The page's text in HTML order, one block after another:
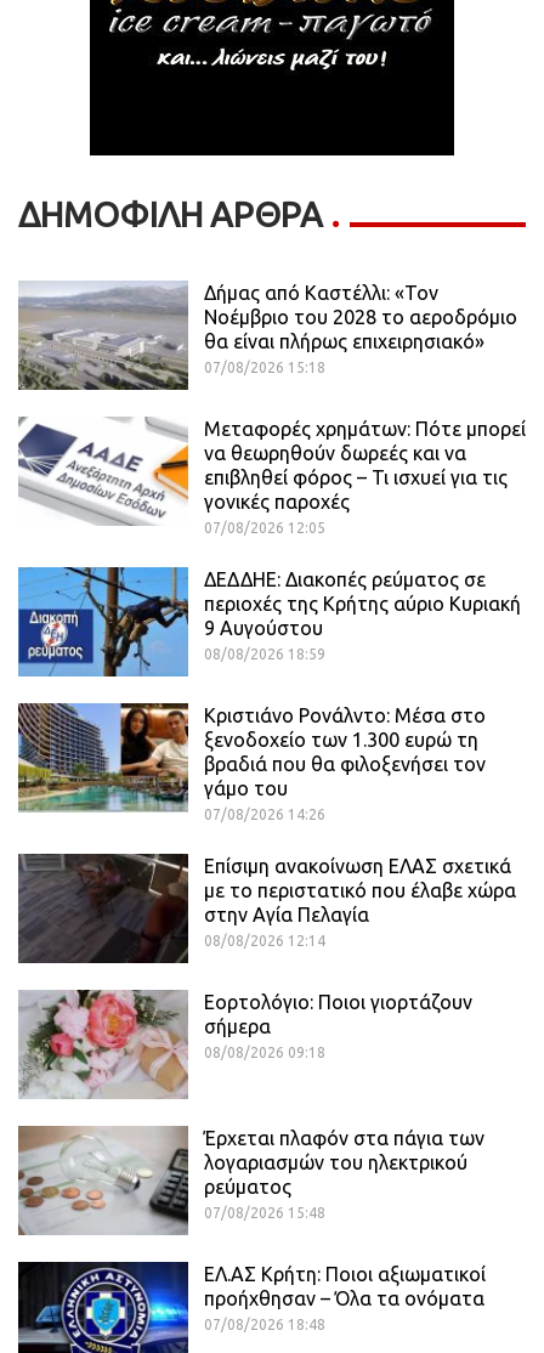
ΔΗΜΟΦΙΛΗ ΑΡΘΡΑ
Δήμας από Καστέλλι: «Τον
Νοέμβριο του 2028 το αεροδρόμιο
θα είναι πλήρως επιχειρησιακό»
07/08/2026 15:18
Μεταφορές χρημάτων: Πότε μπορεί
να θεωρηθούν δωρεές και να
επιβληθεί φόρος – Τι ισχυεί για τις
γονικές παροχές
07/08/2026 12:05
ΔΕΔΔΗΕ: Διακοπές ρεύματος σε
περιοχές της Κρήτης αύριο Κυριακή
9 Αυγούστου
08/08/2026 18:59
Κριστιάνο Ρονάλντο: Μέσα στο
ξενοδοχείο των 1.300 ευρώ τη
βραδιά που θα φιλοξενήσει τον
γάμο του
07/08/2026 14:26
Επίσιμη ανακοίνωση ΕΛΑΣ σχετικά
με το περιστατικό που έλαβε χώρα
στην Αγία Πελαγία
08/08/2026 12:14
Εορτολόγιο: Ποιοι γιορτάζουν
σήμερα
08/08/2026 09:18
Έρχεται πλαφόν στα πάγια των
λογαριασμών του ηλεκτρικού
ρεύματος
07/08/2026 15:48
ΕΛ.ΑΣ Κρήτη: Ποιοι αξιωματικοί
προήχθησαν – Όλα τα ονόματα
07/08/2026 18:48